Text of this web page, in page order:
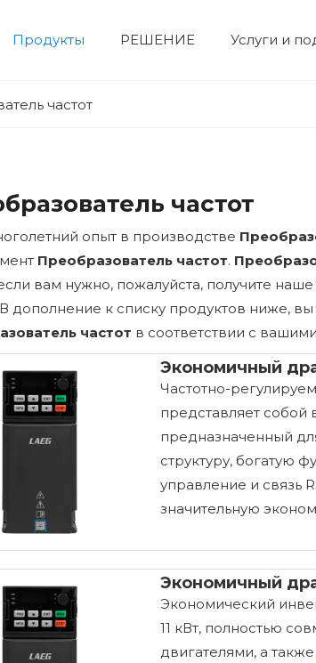
Продукты РЕШЕНИЕ Услуги и
частот
частот
опыт в производстве
Преобразователь частот.
вам нужно, пожалуйста, получите
дополнение к списку продуктов ниже,
частот в соответствии с
Экономичный
Частотно-
представляет собой
предназначенный
структуру, богатую
управление и связь
значительную
Экономичный
Экономический
11 кВт, полностью
двигателями, а